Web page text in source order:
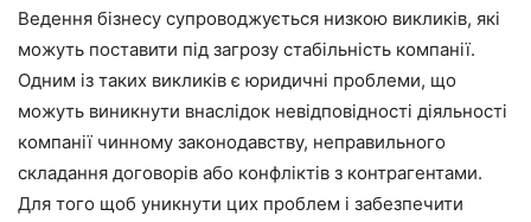
Ведення бізнесу супроводжується низкою викликів, які
можуть поставити під загрозу стабільність компанії.
Одним із таких викликів є юридичні проблеми, що
можуть виникнути внаслідок невідповідності діяльності
компанії чинному законодавству, неправильного
складання договорів або конфліктів з контрагентами.
Для того щоб уникнути цих проблем і забезпечити